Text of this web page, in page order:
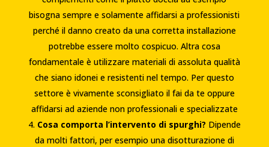
bisogna sempre e solamente affidarsi a professionisti
perché il danno creato da una corretta installazione
potrebbe essere molto cospicuo. Altra cosa
fondamentale è utilizzare materiali di assoluta qualità
che siano idonei e resistenti nel tempo. Per questo
settore è vivamente sconsigliato il fai da te oppure
affidarsi ad aziende non professionali e specializzate
Cosa comporta l’intervento di spurghi? Dipende
da molti fattori, per esempio una disotturazione di